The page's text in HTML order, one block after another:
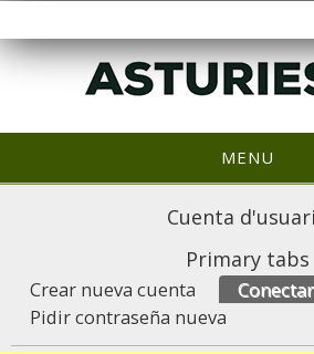
MENU
Cuenta
Primary tabs
Crear nueva cuenta Conectar
Pidir contraseña nueva